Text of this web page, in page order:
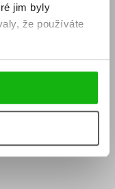
jim byly
že používáte
poukazy
program
Albatros Media